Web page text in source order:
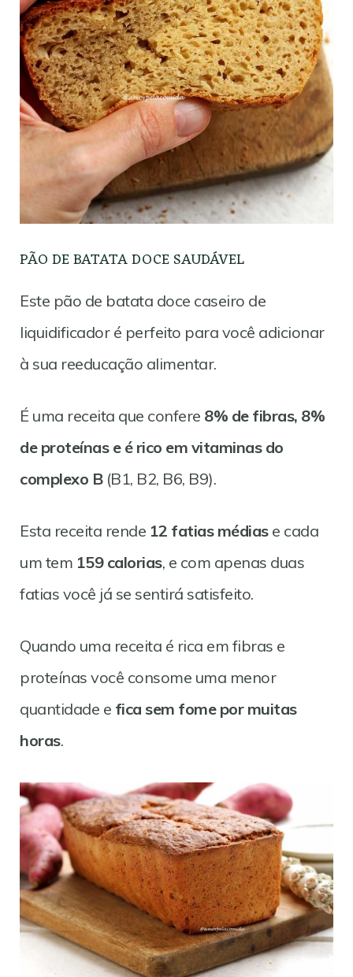
PÃO DE BATATA DOCE SAUDÁVEL
Este pão de batata doce caseiro de
liquidificador é perfeito para você adicionar
à sua reeducação alimentar.
É uma receita que confere 8% de fibras, 8%
de proteínas e é rico em vitaminas do
complexo B(B1, B2, B6, B9).
Esta receita rende 12 fatias médiase cada
um tem 159 calorias, e com apenas duas
fatias você já se sentirá satisfeito.
Quando uma receita é rica em fibras e
proteínas você consome uma menor
quantidade e fica sem fome por muitas
horas.